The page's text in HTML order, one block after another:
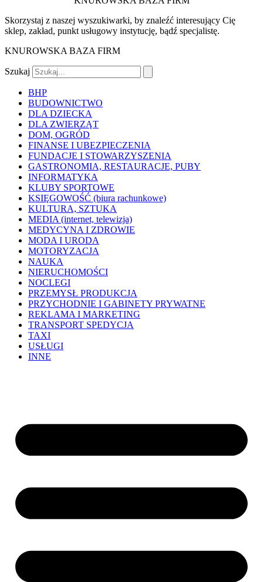
Skorzystaj z naszej wyszukiwarki, by znaleźć interesujący Cię
sklep, zakład, punkt usługowy instytucję, bądź specjalistę.
KNUROWSKA BAZA FIRM
Szukaj
BHP
BUDOWNICTWO
DLA DZIECKA
DLA ZWIERZĄT
DOM, OGRÓD
FINANSE I UBEZPIECZENIA
FUNDACJE I STOWARZYSZENIA
GASTRONOMIA, RESTAURACJE, PUBY
INFORMATYKA
KLUBY SPORTOWE
KSIĘGOWOŚĆ (biura rachunkowe)
KULTURA, SZTUKA
MEDIA (internet, telewizja)
MEDYCYNA I ZDROWIE
MODA I URODA
MOTORYZACJA
NAUKA
NIERUCHOMOŚCI
NOCLEGI
PRZEMYSŁ PRODUKCJA
PRZYCHODNIE I GABINETY PRYWATNE
REKLAMA I MARKETING
TRANSPORT SPEDYCJA
TAXI
USŁUGI
INNE